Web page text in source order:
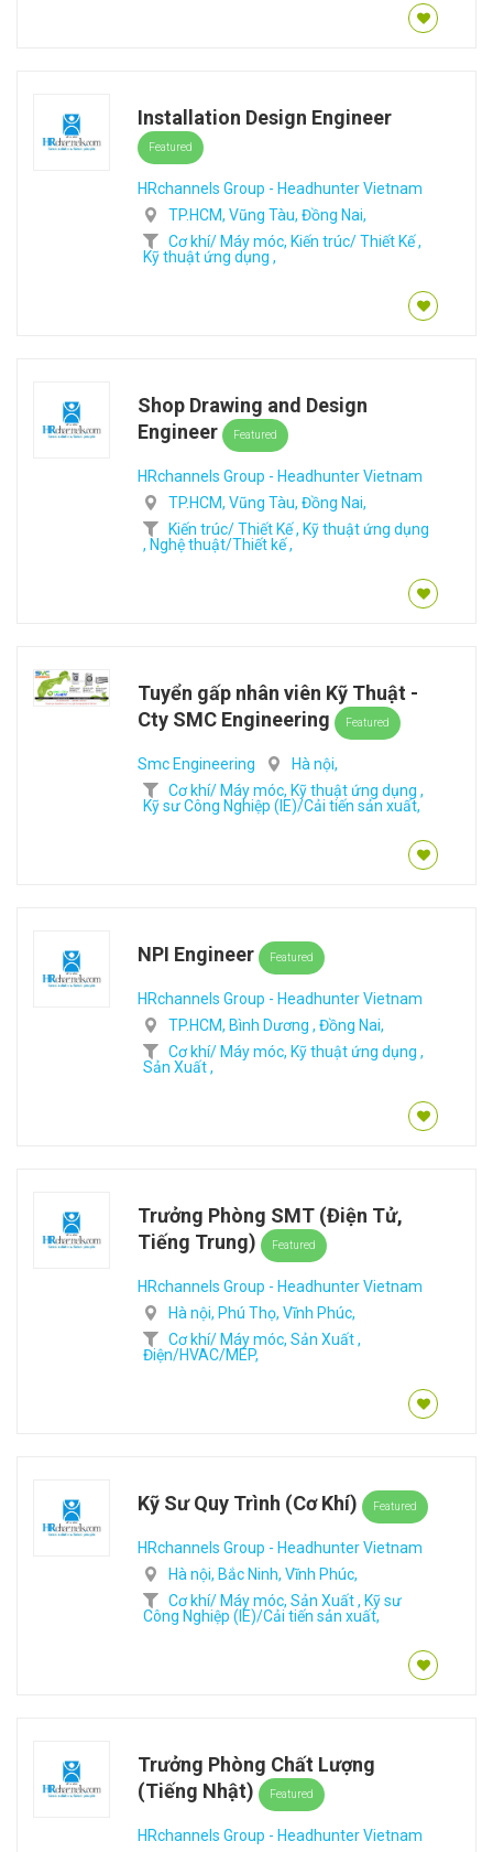
Installation Design Engineer
Featured
HRchannels Group - Headhunter Vietnam
TP.HCM, Vũng Tàu, Đồng Nai,
Cơ khí/ Máy móc, Kiến trúc/ Thiết Kế ,
Kỹ thuật ứng dụng ,
Shop Drawing and Design
Engineer
Featured
HRchannels Group - Headhunter Vietnam
TP.HCM, Vũng Tàu, Đồng Nai,
Kiến trúc/ Thiết Kế , Kỹ thuật ứng dụng
, Nghệ thuật/Thiết kế ,
Tuyển gấp nhân viên Kỹ Thuật -
Cty SMC Engineering
Featured
Smc Engineering
Hà nội,
Cơ khí/ Máy móc, Kỹ thuật ứng dụng ,
Kỹ sư Công Nghiệp (IE)/Cải tiến sản xuất,
NPI Engineer Featured
HRchannels Group - Headhunter Vietnam
TP.HCM, Bình Dương , Đồng Nai,
Cơ khí/ Máy móc, Kỹ thuật ứng dụng ,
Sản Xuất ,
Trưởng Phòng SMT (Điện Tử,
Tiếng Trung)
Featured
HRchannels Group - Headhunter Vietnam
Hà nội, Phú Thọ, Vĩnh Phúc,
Cơ khí/ Máy móc, Sản Xuất ,
Điện/HVAC/MEP,
Kỹ Sư Quy Trình (Cơ Khí) Featured
HRchannels Group - Headhunter Vietnam
Hà nội, Bắc Ninh, Vĩnh Phúc,
Cơ khí/ Máy móc, Sản Xuất , Kỹ sư
Công Nghiệp (IE)/Cải tiến sản xuất,
Trưởng Phòng Chất Lượng
(Tiếng Nhật)
Featured
HRchannels Group - Headhunter Vietnam